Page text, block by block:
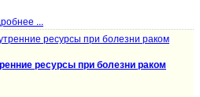
...
ресурсы при болезни раком